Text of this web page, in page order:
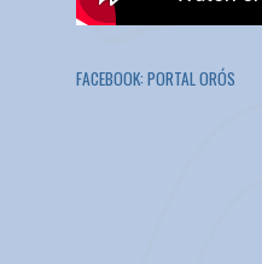
FACEBOOK: PORTAL ORÓS